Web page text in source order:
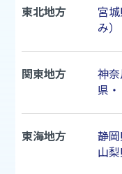
東北地方
宮
み）
関東地方 神
県 ・
東海地方 静岡
山梨